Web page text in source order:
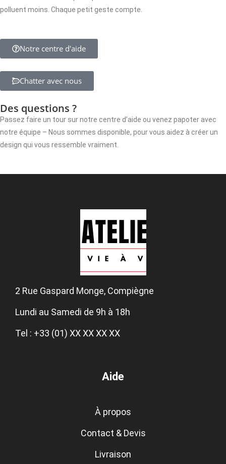
polluent moins. Chaque petit geste compte.
Notre centre d'aide
Chatter avec nous
Des questions ?
Passez faire un tour sur notre centre d’aide ou venez papoter avec
notre équipe – Nous sommes disponible, pour vous aidez à créer un
design qui vous ressemble vraiment.
2 Rue Gaspard Monge, Compiègne
Lundi au Samedi de 9h à 18h
Tel : +33 (01) XX XX XX XX
Aide
À propos
Contact & Devis
Livraison